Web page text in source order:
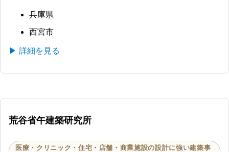
兵庫県
西宮市
▶ 詳細を見る
荒谷省午建築研究所
医療・クリニック・住宅・店舗・商業施設の設計に強い建築事